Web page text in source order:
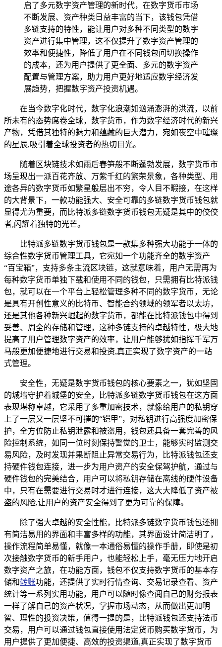
启了多元数字资产管理的新时代，在数字货币市场
不断发展、资产种类日益丰富的当下，该钱包凭借
多链支持的特性，能让用户对多种不同类型的数字
资产进行集中管理，这不仅提升了数字资产管理的
效率和便捷性，降低了用户在不同钱包间切换操作
的成本，还为用户提供了更全面、多元的数字资产
配置与管理方案，助力用户更好地适应数字经济发
展趋势，把握数字资产投资机遇。
在当今数字化时代，数字化浪潮如汹涌澎湃的洪流，以前
所未有的态势席卷全球，数字货币，作为数字经济时代的新兴
产物，凭借其独特的魅力和蕴藏的巨大潜力，宛如夜空中璀璨
的星辰,吸引着全球投资者的热切目光。
随着区块链技术如雨后春笋般不断蓬勃发展，数字货币市
场呈现出一派百花齐放、万紫千红的繁荣景象，各种类型、用
途各异的数字货币如繁星般层出不穷，令人目不暇接，在这样
的大背景下，一款功能强大、安全可靠的多链数字货币钱包就
显得尤为重要，而比特派多链数字货币钱包无疑是其中的佼佼
者,闪耀着独特的光芒。
比特派多链数字货币钱包是一款集多种强大功能于一体的
综合性数字货币管理工具，它宛如一个功能齐全的数字资产
“百宝箱”，支持多条主流区块链，这就意味着，用户无需再为
每种数字货币单独下载和使用不同的钱包，只需拥有比特派钱
包，就可以在一个平台上轻松管理多种不同的数字货币，无论
是具有开创性意义的比特币、智能合约领域的领军者以太坊，
还是其他各种新兴崛起的数字货币，都能在比特派钱包中得到
妥善、周全的存储和管理，这种多链支持的卓越特性，极大地
提高了用户管理数字资产的效率，让用户能够犹如指挥千军万
马般更加便捷地进行交易和投资,真正实现了数字资产的一站
式管理。
安全性，无疑是数字货币钱包的核心要素之一，犹如坚固
的城墙守护着城堡的安全，比特派多链数字货币钱包在这方面
表现堪称卓越，它采用了多重加密技术，就像给用户的私钥穿
上了一层又一层坚不可摧的“铠甲”，对私钥进行高强度加密保
护，全方位防止私钥泄露和被盗用，钱包还具备一套完善的风
险控制系统，如同一位时刻保持警觉的卫士，能够实时监测交
易风险，及时发现并果断阻止异常交易行为，比特派钱包还支
持硬件钱包连接，进一步为用户资产的安全保驾护航，通过与
硬件钱包的完美结合，用户可以将私钥存储在离线的硬件设备
中，只有在需要进行交易时才进行连接，这大大降低了资产被
盗的风险,让用户的资产安全得到了更为可靠的保障。
除了强大卓越的安全性能，比特派多链数字货币钱包还拥
有简洁易用的界面和丰富多样的功能，其界面设计简洁明了，
操作流程简单易懂，就像一本通俗易懂的操作手册，即使是初
次接触数字货币的新手用户，也能轻松上手，毫无压力地开启
数字资产之旅，在功能方面，钱包不仅支持数字货币的基本存
储和转账功能，还提供了实时行情查询、交易记录查看、资产
统计等一系列实用功能，用户可以随时像查阅自己的财务报表
一样了解自己的资产状况，掌握市场动态，从而做出更加明
智、理性的投资决策，值得一提的是，比特派钱包还支持法币
交易，用户可以通过钱包直接使用法定货币购买数字货币，为
用户提供了更加便捷、高效的投资渠道,真正实现了数字货币